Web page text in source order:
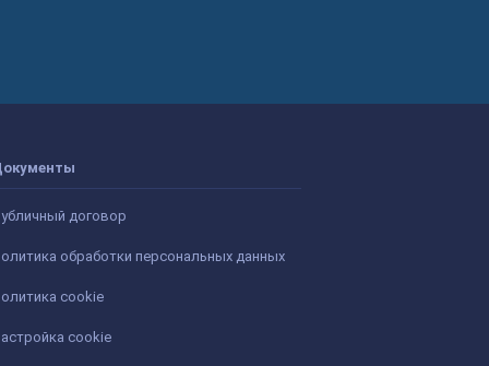
договор
обработки персональных данных
cookie
cookie